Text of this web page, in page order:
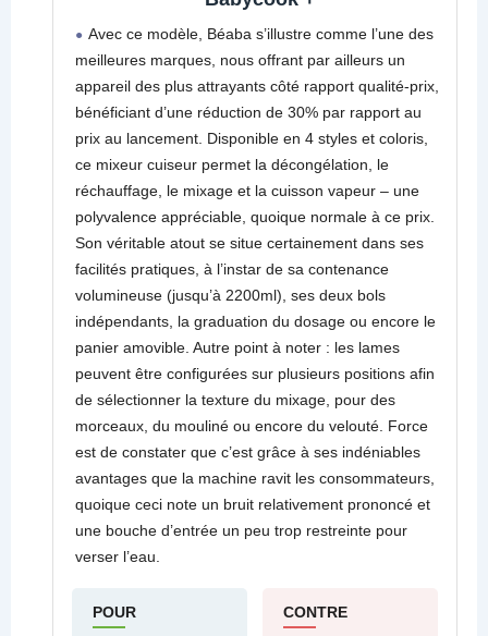
Avec ce modèle, Béaba s’illustre comme l’une des
meilleures marques, nous offrant par ailleurs un
appareil des plus attrayants côté rapport qualité-prix,
bénéficiant d’une réduction de 30% par rapport au
prix au lancement. Disponible en 4 styles et coloris,
ce mixeur cuiseur permet la décongélation, le
réchauffage, le mixage et la cuisson vapeur – une
polyvalence appréciable, quoique normale à ce prix.
Son véritable atout se situe certainement dans ses
facilités pratiques, à l’instar de sa contenance
volumineuse (jusqu’à 2200ml), ses deux bols
indépendants, la graduation du dosage ou encore le
panier amovible. Autre point à noter : les lames
peuvent être configurées sur plusieurs positions afin
de sélectionner la texture du mixage, pour des
morceaux, du mouliné ou encore du velouté. Force
est de constater que c’est grâce à ses indéniables
avantages que la machine ravit les consommateurs,
quoique ceci note un bruit relativement prononcé et
une bouche d’entrée un peu trop restreinte pour
verser l’eau.
POUR CONTRE